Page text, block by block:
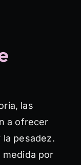
las
a ofrecer
pesadez.
por